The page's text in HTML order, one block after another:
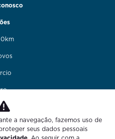
pinturaa navegação, fazemos uso de
seus dados pessoais